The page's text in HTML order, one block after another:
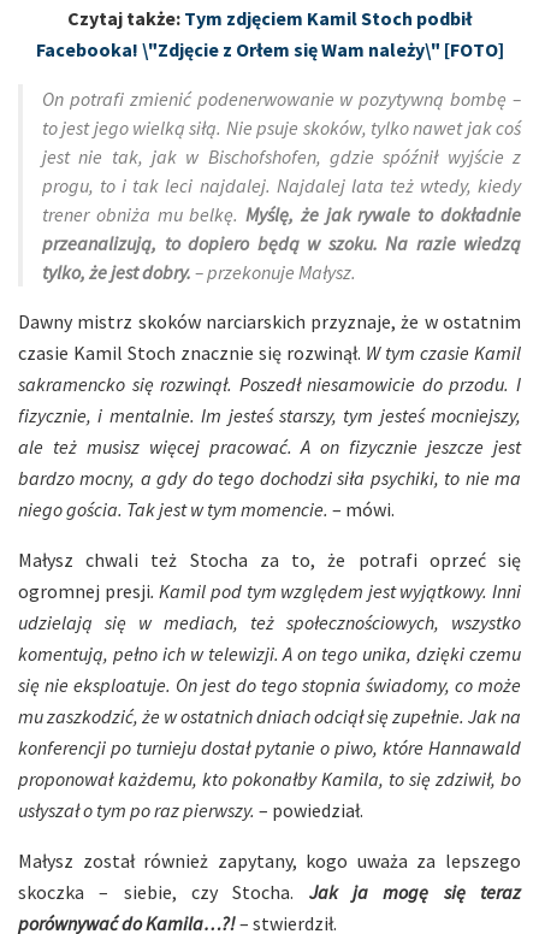
Czytaj także: Tym zdjęciem Kamil Stoch podbił
Facebooka! \"Zdjęcie z Orłem się Wam należy\" [FOTO]
On potrafi zmienić podenerwowanie w pozytywną bombę –
to jest jego wielką siłą. Nie psuje skoków, tylko nawet jak coś
jest nie tak, jak w Bischofshofen, gdzie spóźnił wyjście z
progu, to i tak leci najdalej. Najdalej lata też wtedy, kiedy
trener obniża mu belkę.Myślę, że jak rywale to dokładnie
przeanalizują, to dopiero będą w szoku. Na razie wiedzą
tylko, że jest dobry. – przekonuje Małysz.
Dawny mistrz skoków narciarskich przyznaje, że w ostatnim
czasie Kamil Stoch znacznie się rozwinął. W tym czasie Kamil
sakramencko się rozwinął. Poszedł niesamowicie do przodu. I
fizycznie, i mentalnie. Im jesteś starszy, tym jesteś mocniejszy,
ale też musisz więcej pracować. A on fizycznie jeszcze jest
bardzo mocny, a gdy do tego dochodzi siła psychiki, to nie ma
niego gościa. Tak jest w tym momencie. – mówi.
Małysz chwali też Stocha za to, że potrafi oprzeć się
ogromnej presji. Kamil pod tym względem jest wyjątkowy. Inni
udzielają się w mediach, też społecznościowych, wszystko
komentują, pełno ich w telewizji. A on tego unika, dzięki czemu
się nie eksploatuje. On jest do tego stopnia świadomy, co może
mu zaszkodzić, że w ostatnich dniach odciął się zupełnie. Jak na
konferencji po turnieju dostał pytanie o piwo, które Hannawald
proponował każdemu, kto pokonałby Kamila, to się zdziwił, bo
usłyszał o tym po raz pierwszy. – powiedział.
Małysz został również zapytany, kogo uważa za lepszego
skoczka – siebie, czy Stocha. Jak ja mogę się teraz
porównywać do Kamila…?!– stwierdził.